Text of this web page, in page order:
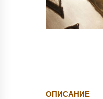
ОПИСАНИЕ